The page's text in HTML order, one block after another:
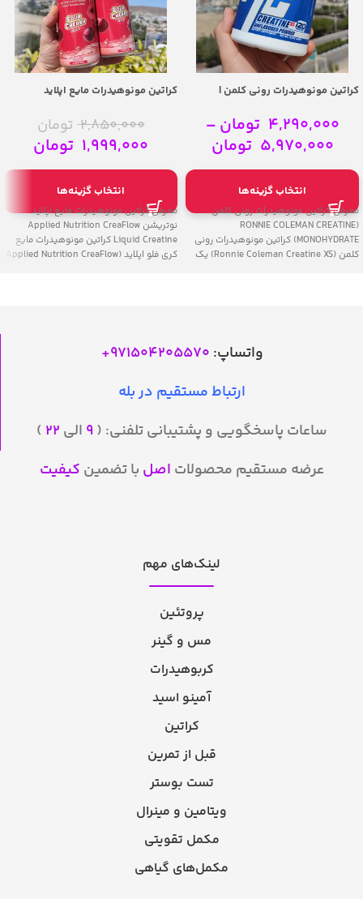
کراتین مونوهیدرات رونی کلمن |
MONOHYDRATE
4,290,000 تومان–
5,970,000 تومان
انتخاب گزینه‌ها
معرفی کراتین مونوهیدرات رونی کلمن
(RONNIE COLEMAN CREATINE
MONOHYDRATE) کراتین مونوهیدرات رونی
کلمن (Ronnie Coleman Creatine XS) یک
کراتین مونوهیدرات مایع اپلاید
Liquid Creatine
2,850,000 تومان
1,999,000 تومان
انتخاب گزینه‌ها
معرفی کراتین مونوهیدرات مایع اپلاید
نوتریشن Applied Nutrition CreaFlow
Liquid Creatine کراتین مونوهیدرات مایع
کری فلو اپلاید (Applied Nutrition CreaFlow
واتساپ: 971504205570
+
ارتباط مستقیم در بله
ساعات پاسخگویی و پشتیبانی تلفنی: ( ۹ الی ۲۲ )
عرضه مستقیم محصولات اصل با تضمین کیفیت
لینک‌های مهم
پروتئین
مس و گینر
کربوهیدرات
آمینو اسید
کراتین
قبل از تمرین
تست بوستر
ویتامین و مینرال
مکمل تقویتی
مکمل‌های گیاهی